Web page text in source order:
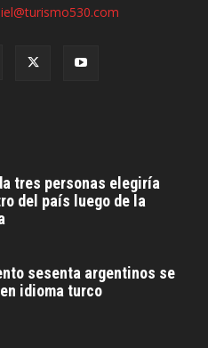
tres personas elegiría
del país luego de la
sesenta argentinos se
idioma turco